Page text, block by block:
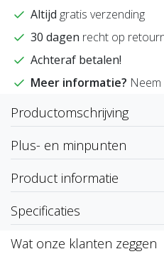
Altijd gratis verzending
30 dagen recht op
Achteraf betalen!
Meer informatie?
Productomschrijving
Plus- en minpunten
Product informatie
Specificaties
Wat onze klanten zeggen